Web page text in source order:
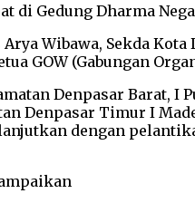
di Gedung Dharma
Wibawa, Sekda
GOW (Gabungan
Denpasar Barat, I
Denpasar Timur I
dengan